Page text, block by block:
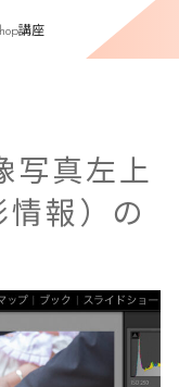
講座
写真左上
報）の